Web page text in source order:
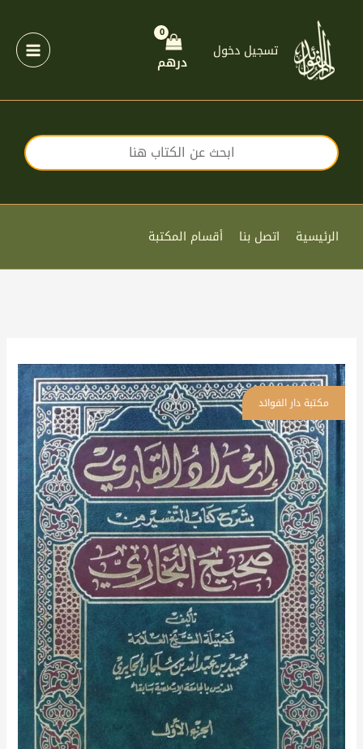
المحتوى
تسجيل دخول
درهم
الرئيسية اتصل بنا أقسام المكتبة